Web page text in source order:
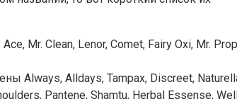
Mr. Clean, Lenor, Comet, Fairy Oxi, Mr.
Always, Alldays, Tampax, Discreet,
Pantene, Shamtu, Herbal Essense,